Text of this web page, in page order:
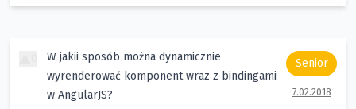
W jakii sposób można dynamicznie
wyrenderować komponent wraz z bindingami
w AngularJS?
Senior
7.02.2018